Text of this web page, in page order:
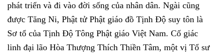
phát triển và đi vào đời sống của nhân dân. Ngài cũng
được Tăng Ni, Phật tử Phật giáo đồ Tịnh Độ suy tôn là
Sơ tổ của Tịnh Độ Tông Phật giáo Việt Nam. Cố giác
linh đại lão Hòa Thượng Thích Thiền Tâm, một vị Tổ sư